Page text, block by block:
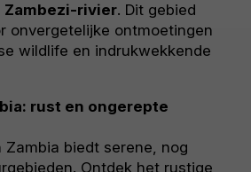
Zambezi-rivier. Dit gebied
onvergetelijke ontmoetingen
wildlife en indrukwekkende
rust en ongerepte
Zambia biedt serene, nog
Ontdek het rustige